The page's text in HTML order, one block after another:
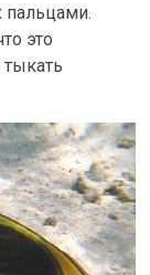
пальцами.
это